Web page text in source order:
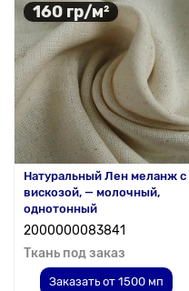
160 гр/м²
Натуральный Лен меланж с
вискозой, — молочный,
однотонный
2000000083841
Ткань под заказ
Заказать от 1500 мп